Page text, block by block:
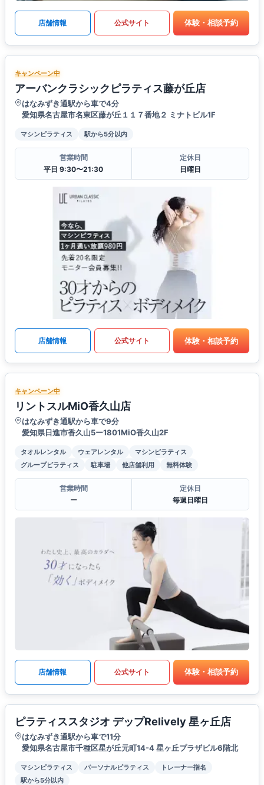
店舗情報 公式サイト 体験・相談予約
キャンペーン中
アーバンクラシックピラティス藤が丘店
はなみずき通駅から車で4分
愛知県名古屋市名東区藤が丘１１７番地２ ミナトビル1F
マシンピラティス 駅から5分以内
営業時間
平日 9:30〜21:30
定休日
日曜日
店舗情報 公式サイト 体験・相談予約
キャンペーン中
リントスルMiO香久山店
はなみずき通駅から車で9分
愛知県日進市香久山5ー1801MiO香久山2F
タオルレンタル ウェアレンタル
マシンピラティス
グループピラティス
駐車場 他店舗利用 無料体験
営業時間
ー
定休日
毎週日曜日
店舗情報 公式サイト 体験・相談予約
ピラティススタジオ デップRelively 星ヶ丘店
はなみずき通駅から車で11分
愛知県名古屋市千種区星が丘元町14-4 星ヶ丘プラザビル6階北
マシンピラティス パーソナルピラティス
トレーナー指名
駅から5分以内